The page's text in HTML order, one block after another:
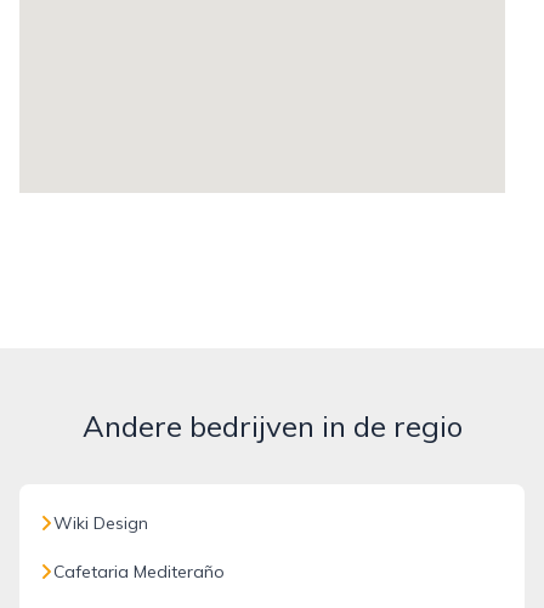
Andere bedrijven in de regio
Wiki Design
Cafetaria Mediteraño